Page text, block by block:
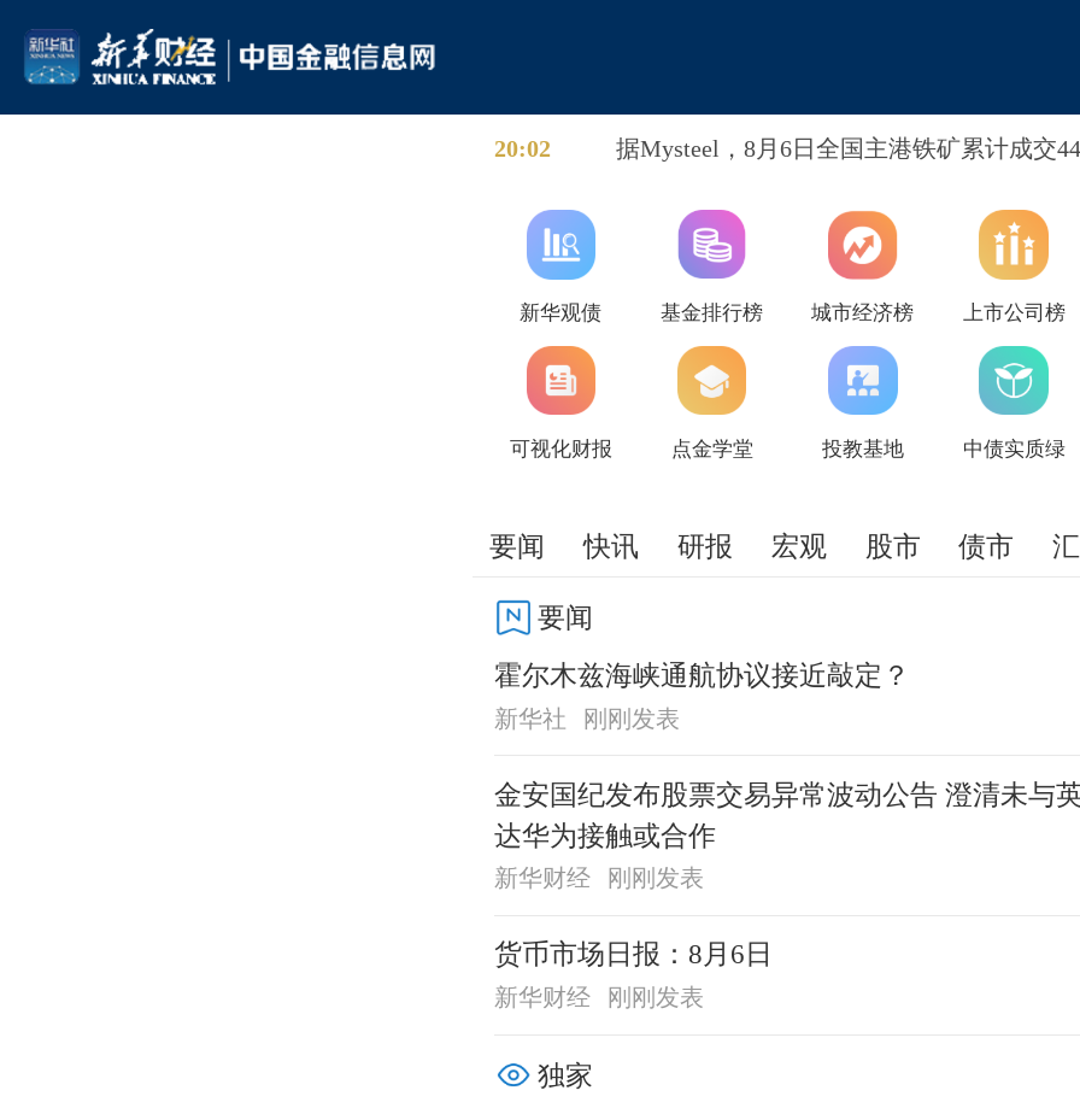
20:02
据Mysteel，8月6日全国主港铁矿累计成交
吨，环比下跌1.58%。当天远期现货累计成
78.5万吨（6笔），环比下跌17.80%，其中
成交量为61.5万吨。
新华观债 基金排行榜 城市经济榜 上市公司榜
可视化财报 点金学堂 投教基地 中债实质绿
要闻 快讯 研报 宏观 股市 债市
要闻
霍尔木兹海峡通航协议接近敲定？
新华社 刚刚发表
金安国纪发布股票交易异常波动公告 澄清未与
达华为接触或合作
新华财经 刚刚发表
货币市场日报：8月6日
新华财经 刚刚发表
独家